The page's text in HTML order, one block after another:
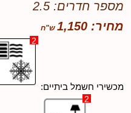
מספר חדרים: 2.5
מחיר: 1,150
מכשירי חשמל ביתיים:
2
2